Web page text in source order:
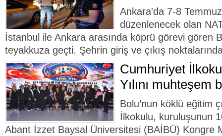
Ankara'da 7-8
düzenlenecek olan
İstanbul ile Ankara arasında köprü görevi gören
teyakkuza geçti. Şehrin giriş ve çıkış
Cumhuriyet
Yılını muhteşem
Bolu’nun köklü eğitim
İlkokulu, kuruluşunun
Abant İzzet Baysal Üniversitesi (BAİBÜ) Kongre